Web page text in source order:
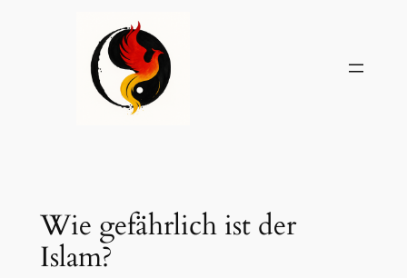
Wie gefährlich ist der
Islam?